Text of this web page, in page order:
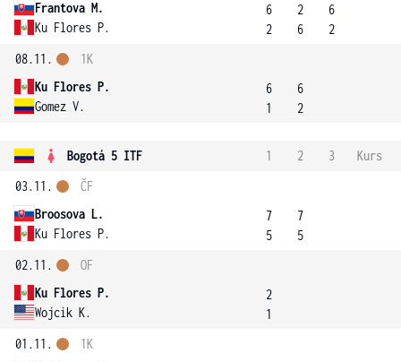
Frantova M.
Ku Flores P.
6
2
2
6
6
2
08.11.
Ku Flores P.
Gomez V.
1K
6
1
6
2
Bogotá 5 ITF 1 2 3
Kurs
03.11.
Broosova L.
Ku Flores P.
ČF
7
5
7
5
02.11.
Ku Flores P.
Wojcik K.
OF
2
1
01.11.
1K